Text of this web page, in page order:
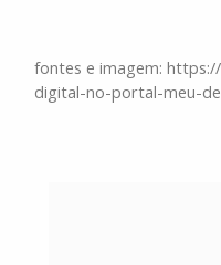
fontes e imagem:
digital-no-portal-meu-